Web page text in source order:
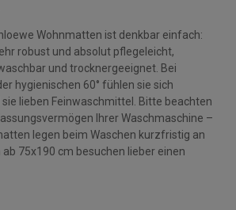
Wohnmatten ist denkbar einfach:
robust und absolut pflegeleicht,
und trocknergeeignet. Bei
hygienischen 60° fühlen sie sich
lieben Feinwaschmittel. Bitte beachten
Ihrer Waschmaschine –
legen beim Waschen kurzfristig an
ab 75x190 cm besuchen lieber einen